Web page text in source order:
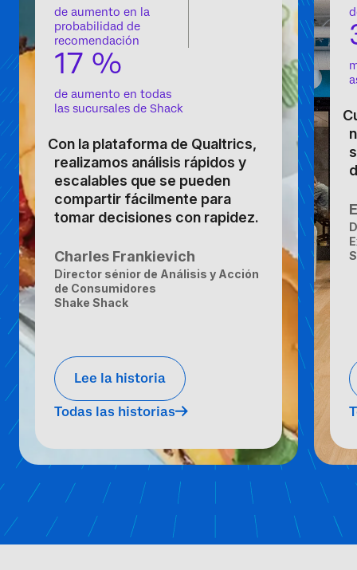
de aumento en la
probabilidad de
recomendación
17 %
de aumento en todas
las sucursales de Shack
Con la plataforma de Qualtrics,
realizamos análisis rápidos y
escalables que se pueden
compartir fácilmente para
tomar decisiones con rapidez.
Charles Frankievich
Director sénior de Análisis y Acción
de Consumidores
Shake Shack
Lee la historia
Todas las historias